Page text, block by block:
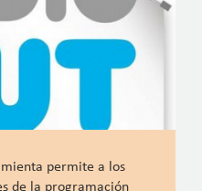
permite a los
de la programación